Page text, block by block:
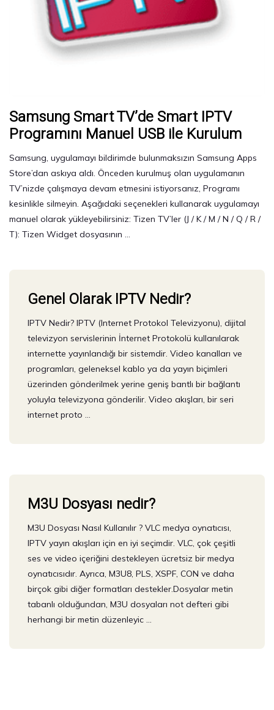
M3U Dosyası nedir?
M3U Dosyası Nasıl Kullanılır ? VLC medya oynatıcısı,
IPTV yayın akışları için en iyi seçimdir. VLC, çok çeşitli
ses ve video içeriğini destekleyen ücretsiz bir medya
oynatıcısıdır. Ayrıca, M3U8, PLS, XSPF, CON ve daha
birçok gibi diğer formatları destekler.Dosyalar metin
tabanlı olduğundan, M3U dosyaları not defteri gibi
herhangi bir metin düzenleyic …
Genel Olarak IPTV Nedir?
IPTV Nedir? IPTV (Internet Protokol Televizyonu), dijital
televizyon servislerinin İnternet Protokolü kullanılarak
internette yayınlandığı bir sistemdir. Video kanalları ve
programları, geleneksel kablo ya da yayın biçimleri
üzerinden gönderilmek yerine geniş bantlı bir bağlantı
yoluyla televizyona gönderilir. Video akışları, bir seri
internet proto …
Samsung Smart TV’de Smart IPTV
Programını Manuel USB ile Kurulum
Samsung, uygulamayı bildirimde bulunmaksızın Samsung Apps
Store’dan askıya aldı. Önceden kurulmuş olan uygulamanın
TV’nizde çalışmaya devam etmesini istiyorsanız, Programı
kesinlikle silmeyin. Aşağıdaki seçenekleri kullanarak uygulamayı
manuel olarak yükleyebilirsiniz: Tizen TV’ler (J / K / M / N / Q / R /
T): Tizen Widget dosyasının …